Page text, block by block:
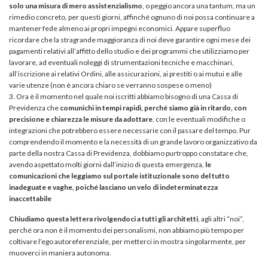
solo una misura di mero assistenzialismo , o peggio ancora una tantum, ma un
rimedio concreto, per questi giorni, affinché ognuno di noi possa continuare a
mantener fede almeno ai propri impegni economici. Appare superfluo
ricordare che la stragrande maggioranza di noi deve garantire ogni mese dei
pagamenti relativi all’affitto dello studio e dei programmi che utilizziamo per
lavorare, ad eventuali noleggi di strumentazioni tecniche e macchinari,
all’iscrizione ai relativi Ordini, alle assicurazioni, ai prestiti o ai mutui e alle
varie utenze (non è ancora chiaro se verranno sospese o meno)
Ora è il momento nel quale noi iscritti abbiamo bisogno di una Cassa di
Previdenza che comunichi in tempi rapidi, perché siamo già in ritardo, con
precisione e chiarezza le misure da adottare , con le eventuali modifiche o
integrazioni che potrebbero essere necessarie con il passare del tempo. Pur
comprendendo il momento e la necessità di un grande lavoro organizzativo da
parte della nostra Cassa di Previdenza, dobbiamo purtroppo constatare che,
avendo aspettato molti giorni dall’inizio di questa emergenza, le
comunicazioni che leggiamo sul portale istituzionale sono del tutto
inadeguate e vaghe, poiché lasciano un velo di indeterminatezza
inaccettabile
Chiudiamo questa lettera rivolgendoci a tutti gli architetti , agli altri “noi”,
perché ora non è il momento dei personalismi, non abbiamo più tempo per
coltivare l’ego autoreferenziale, per metterci in mostra singolarmente, per
muoverci in maniera autonoma.